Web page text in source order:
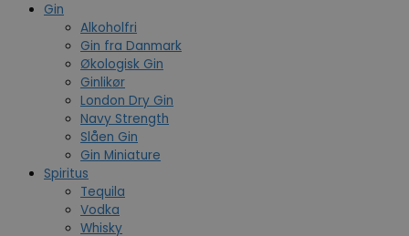
Gin
Alkoholfri
Gin fra Danmark
Økologisk Gin
Ginlikør
London Dry Gin
Navy Strength
Slåen Gin
Gin Miniature
Spiritus
Tequila
Vodka
Whisky